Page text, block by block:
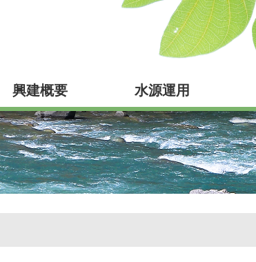
興建概要 水源運用